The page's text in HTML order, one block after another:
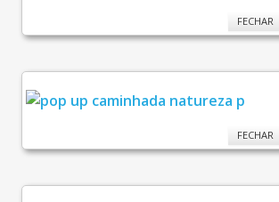
FECHAR
FECHAR